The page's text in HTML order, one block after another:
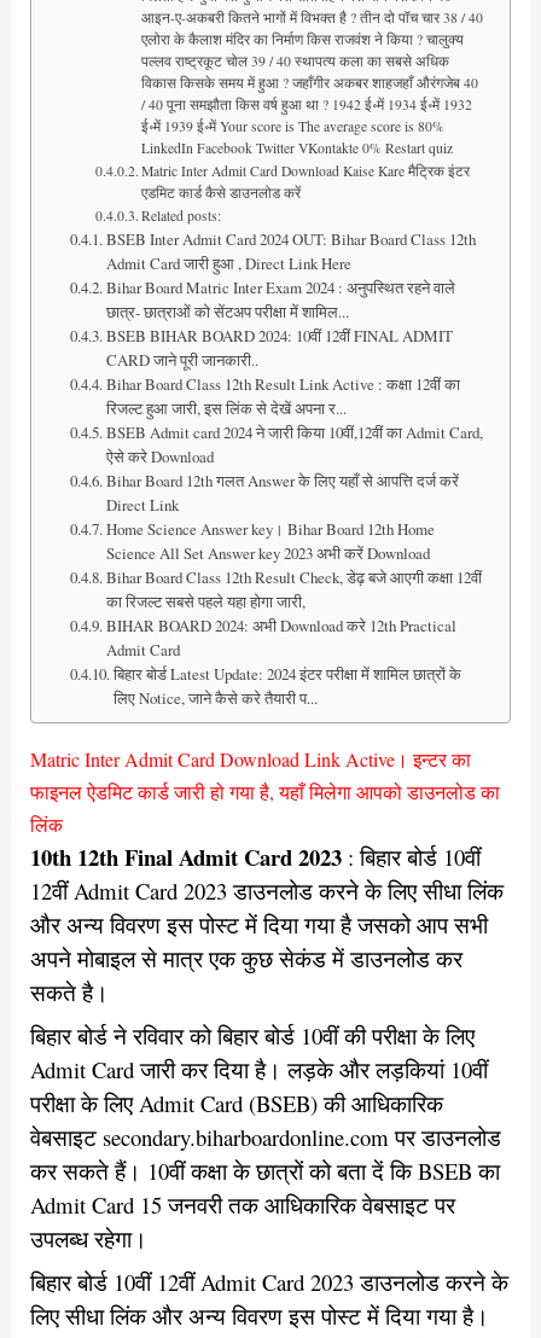
Matric Inter Admit Card Download Kaise Kare मैट्रिक इंटर
एडमिट कार्ड कैसे डाउनलोड करें
Related posts:
BSEB Inter Admit Card 2024 OUT: Bihar Board Class 12th
Admit Card जारी हुआ , Direct Link Here
Bihar Board Matric Inter Exam 2024 : अनुपस्थित रहने वाले
छात्र- छात्राओं को सेंटअप परीक्षा में शामिल...
BSEB BIHAR BOARD 2024: 10वीं 12वीं FINAL ADMIT
CARD जाने पूरी जानकारी..
Bihar Board Class 12th Result Link Active : कक्षा 12वीं का
रिजल्ट हुआ जारी, इस लिंक से देखें अपना र...
BSEB Admit card 2024 ने जारी किया 10वीं,12वीं का Admit Card,
ऐसे करे Download
Bihar Board 12th गलत Answer के लिए यहाँ से आपत्ति दर्ज करें
Direct Link
Home Science Answer key। Bihar Board 12th Home
Science All Set Answer key 2023 अभी करें Download
Bihar Board Class 12th Result Check, डेढ़ बजे आएगी कक्षा 12वीं
का रिजल्ट सबसे पहले यहा होगा जारी,
BIHAR BOARD 2024: अभी Download करे 12th Practical
Admit Card
बिहार बोर्ड Latest Update: 2024 इंटर परीक्षा में शामिल छात्रों के
लिए Notice, जाने कैसे करे तैयारी प...
MatricInter Admit Card Download Link Active। इन्टर का
फाइनल ऐडमिट कार्ड जारी हो गया है, यहाँ मिलेगा आपको डाउनलोड का
लिंक
10th 12th Final Admit Card 2023: बिहार बोर्ड 10वीं
12वीं Admit Card 2023 डाउनलोड करने के लिए सीधा लिंक
और अन्य विवरण इस पोस्ट में दिया गया है जसको आप सभी
अपने मोबाइल से मात्र एक कुछ सेकंड में डाउनलोड कर
सकते है।
बिहार बोर्ड ने रविवार को बिहार बोर्ड 10वीं की परीक्षा के लिए
Admit Card जारी कर दिया है। लड़के और लड़कियां 10वीं
परीक्षा के लिए Admit Card (BSEB) की आधिकारिक
वेबसाइट secondary.biharboardonline.com पर डाउनलोड
कर सकते हैं। 10वीं कक्षा के छात्रों को बता दें कि BSEB का
Admit Card 15 जनवरी तक आधिकारिक वेबसाइट पर
उपलब्ध रहेगा।
बिहार बोर्ड 10वीं 12वीं Admit Card 2023 डाउनलोड करने के
लिए सीधा लिंक और अन्य विवरण इस पोस्ट में दिया गया है।